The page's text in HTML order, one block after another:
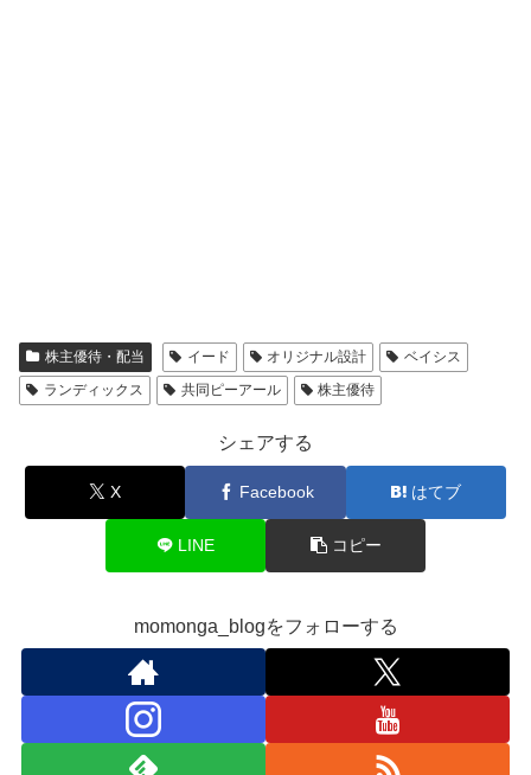
株主優待・配当 イード オリジナル設計
ベイシス
ランディックス
共同ピーアール 株主優待
シェアする
X Facebook はてブ
LINE コピー
momonga_blogをフォローする